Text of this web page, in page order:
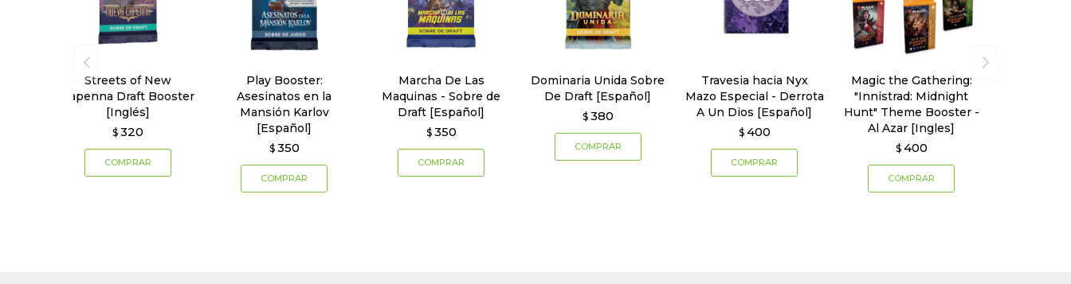
Streets of New
Capenna Draft Booster
[Inglés]
$ 320
Play Booster:
Asesinatos en la
Mansión Karlov
[Español]
$ 350
Marcha De Las
Maquinas - Sobre de
Draft [Español]
$ 350
Dominaria Unida Sobre
De Draft [Español]
$ 380
Travesia hacia Nyx
Mazo Especial - Derrota
A Un Dios [Español]
$ 400
Magic the Gathering:
"Innistrad: Midnight
Hunt" Theme Booster -
Al Azar [Ingles]
$ 400